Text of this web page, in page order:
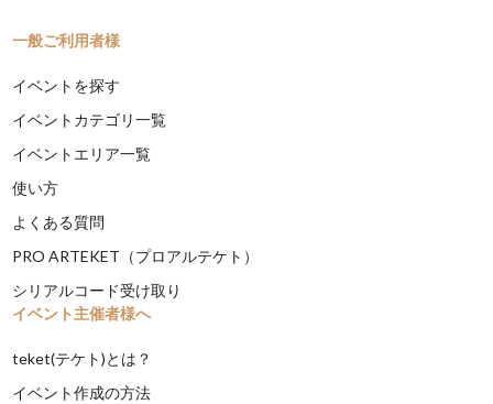
一般ご利用者様
イベントを探す
イベントカテゴリ一覧
イベントエリア一覧
使い方
よくある質問
PRO ARTEKET（プロアルテケト）
シリアルコード受け取り
イベント主催者様へ
teket(テケト)とは？
イベント作成の方法